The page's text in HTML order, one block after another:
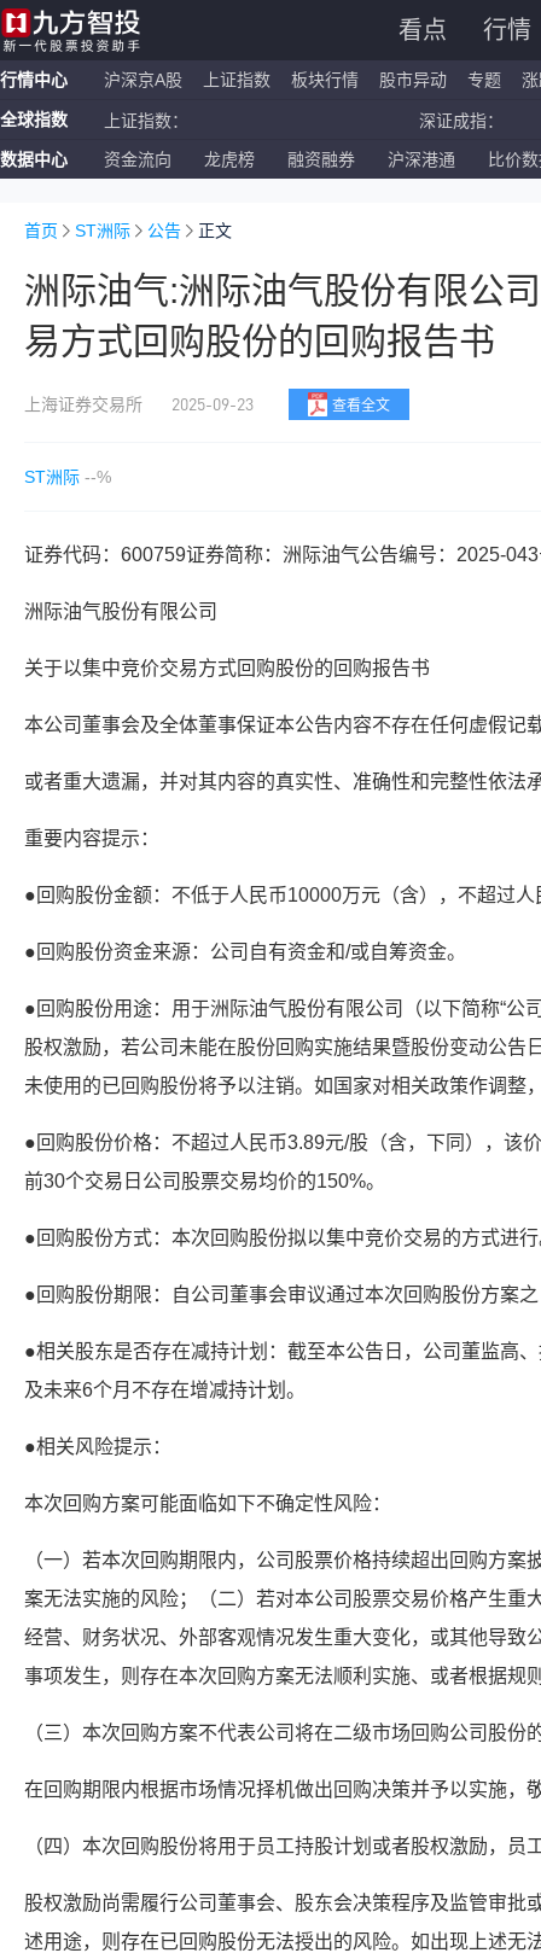
看点 行情
行情中心 沪深京A股 上证指数 板块行情 股市异动 专题
全球指数 上证指数： 深证成指：
恒生指数： 国企指数：
数据中心 资金流向 龙虎榜 融资融券 沪深港通 比价
首页 ST洲际 公告 正文
洲际油气:洲际油气股份有限公
易方式回购股份的回购报告书
上海证券交易所 2025-09-23 查看全文
ST洲际 --%
证券代码：600759证券简称：洲际油气公告编号：2025-
洲际油气股份有限公司
关于以集中竞价交易方式回购股份的回购报告书
本公司董事会及全体董事保证本公告内容不存在任何虚假记
或者重大遗漏，并对其内容的真实性、准确性和完整性依法
重要内容提示：
●回购股份金额：不低于人民币10000万元（含），不超过
●回购股份资金来源：公司自有资金和/或自筹资金。
●回购股份用途：用于洲际油气股份有限公司（以下简称“公
股权激励，若公司未能在股份回购实施结果暨股份变动公告
未使用的已回购股份将予以注销。如国家对相关政策作调整
●回购股份价格：不超过人民币3.89元/股（含，下同），该
前30个交易日公司股票交易均价的150%。
●回购股份方式：本次回购股份拟以集中竞价交易的方式进
●回购股份期限：自公司董事会审议通过本次回购股份方案
●相关股东是否存在减持计划：截至本公告日，公司董监高
及未来6个月不存在增减持计划。
●相关风险提示：
本次回购方案可能面临如下不确定性风险：
（一）若本次回购期限内，公司股票价格持续超出回购方案
案无法实施的风险；（二）若对本公司股票交易价格产生重
经营、财务状况、外部客观情况发生重大变化，或其他导致
事项发生，则存在本次回购方案无法顺利实施、或者根据规
（三）本次回购方案不代表公司将在二级市场回购公司股份
在回购期限内根据市场情况择机做出回购决策并予以实施，
（四）本次回购股份将用于员工持股计划或者股权激励，员
股权激励尚需履行公司董事会、股东会决策程序及监管审批
述用途，则存在已回购股份无法授出的风险。如出现上述无